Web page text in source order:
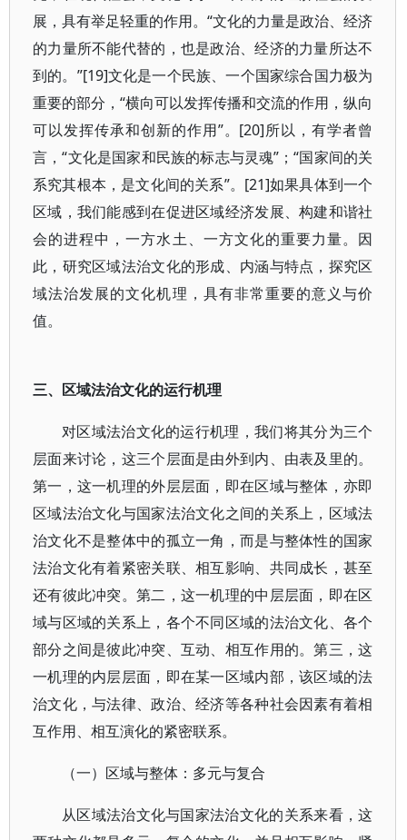
展，具有举足轻重的作用。“文化的力量是政治、经济
的力量所不能代替的，也是政治、经济的力量所达不
到的。”[19]文化是一个民族、一个国家综合国力极为
重要的部分，“横向可以发挥传播和交流的作用，纵向
可以发挥传承和创新的作用”。[20]所以，有学者曾
言，“文化是国家和民族的标志与灵魂”；“国家间的关
系究其根本，是文化间的关系”。[21]如果具体到一个
区域，我们能感到在促进区域经济发展、构建和谐社
会的进程中，一方水土、一方文化的重要力量。因
此，研究区域法治文化的形成、内涵与特点，探究区
域法治发展的文化机理，具有非常重要的意义与价
值。
三、区域法治文化的运行机理
对区域法治文化的运行机理，我们将其分为三个
层面来讨论，这三个层面是由外到内、由表及里的。
第一，这一机理的外层层面，即在区域与整体，亦即
区域法治文化与国家法治文化之间的关系上，区域法
治文化不是整体中的孤立一角，而是与整体性的国家
法治文化有着紧密关联、相互影响、共同成长，甚至
还有彼此冲突。第二，这一机理的中层层面，即在区
域与区域的关系上，各个不同区域的法治文化、各个
部分之间是彼此冲突、互动、相互作用的。第三，这
一机理的内层层面，即在某一区域内部，该区域的法
治文化，与法律、政治、经济等各种社会因素有着相
互作用、相互演化的紧密联系。
（一）区域与整体：多元与复合
从区域法治文化与国家法治文化的关系来看，这